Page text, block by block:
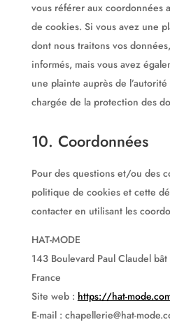
vous référer aux coordonnées
de cookies. Si vous avez une
dont nous traitons vos
informés, mais vous avez
une plainte auprès de
chargée de la protection des
10. Coordonnées
Pour des questions et/ou des
politique de cookies et cette
contacter en utilisant les
HAT-MODE
143 Boulevard Paul Claudel
France
Site web : https://hat-
E-mail : chapellerie@hat-